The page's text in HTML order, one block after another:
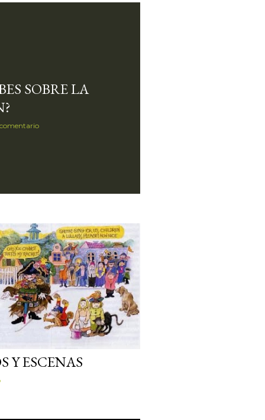
SOBRE LA
Y ESCENAS